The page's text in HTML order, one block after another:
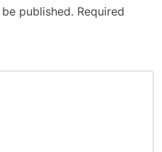
published. Required